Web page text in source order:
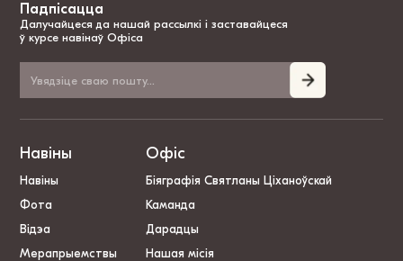
Падпісацца
Далучайцеся да нашай рассылкі і заставайцеся
ў курсе навінаў Офіса
Навіны
Навіны
Фота
Відэа
Мерапрыемствы
Офіс
Біяграфія Святланы Ціханоўскай
Каманда
Дарадцы
Нашая місія